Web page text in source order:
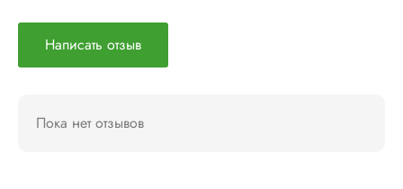
Написать отзыв
Пока нет отзывов